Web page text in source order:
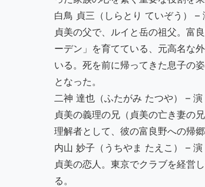
白鳥 貞三（しらとり ていぞう） –
貞美の父で、ルイと岳の祖父。富
ーデン」を育てている、元高名な
いる。死を前に帰ってきた息子の
となった。
二神 達也（ふたがみ たつや） –
貞美の義理の兄（貞美の亡き妻の
理解者として、彼の富良野への帰
内山 妙子（うちやま たえこ） –
貞美の恋人。東京でクラブを経営
る。